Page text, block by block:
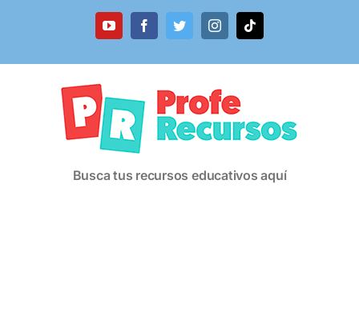
YouTubeFacebookTwitterInstagramTiktok
Busca tus recursos educativos aquí